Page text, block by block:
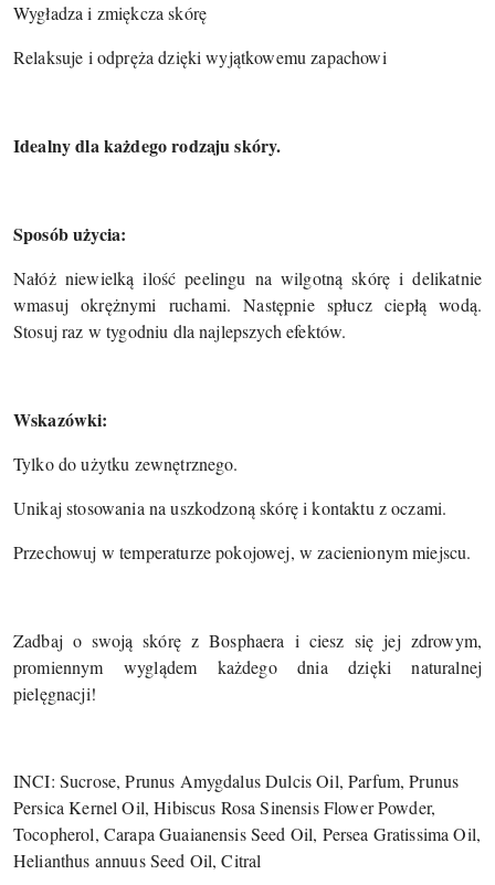
Wygładza i zmiękcza skórę
Relaksuje i odpręża dzięki wyjątkowemu zapachowi
Idealny dla każdego rodzaju skóry.
Sposób użycia:
Nałóż niewielką ilość peelingu na wilgotną skórę i delikatnie
wmasuj okrężnymi ruchami. Następnie spłucz ciepłą wodą.
Stosuj raz w tygodniu dla najlepszych efektów.
Wskazówki:
Tylko do użytku zewnętrznego.
Unikaj stosowania na uszkodzoną skórę i kontaktu z oczami.
Przechowuj w temperaturze pokojowej, w zacienionym miejscu.
Zadbaj o swoją skórę z Bosphaera i ciesz się jej zdrowym,
promiennym wyglądem każdego dnia dzięki naturalnej
pielęgnacji!
INCI: Sucrose, Prunus Amygdalus Dulcis Oil, Parfum, Prunus
Persica Kernel Oil, Hibiscus Rosa Sinensis Flower Powder,
Tocopherol, Carapa Guaianensis Seed Oil, Persea Gratissima Oil,
Helianthus annuus Seed Oil, Citral